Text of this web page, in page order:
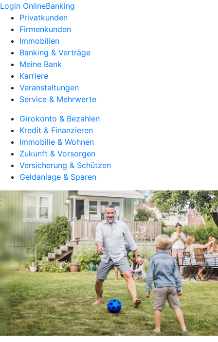
Login OnlineBanking
Privatkunden
Firmenkunden
Immobilien
Banking & Verträge
Meine Bank
Karriere
Veranstaltungen
Service & Mehrwerte
Girokonto & Bezahlen
Kredit & Finanzieren
Immobilie & Wohnen
Zukunft & Vorsorgen
Versicherung & Schützen
Geldanlage & Sparen